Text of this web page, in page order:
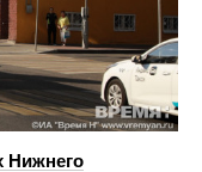
Нижнего